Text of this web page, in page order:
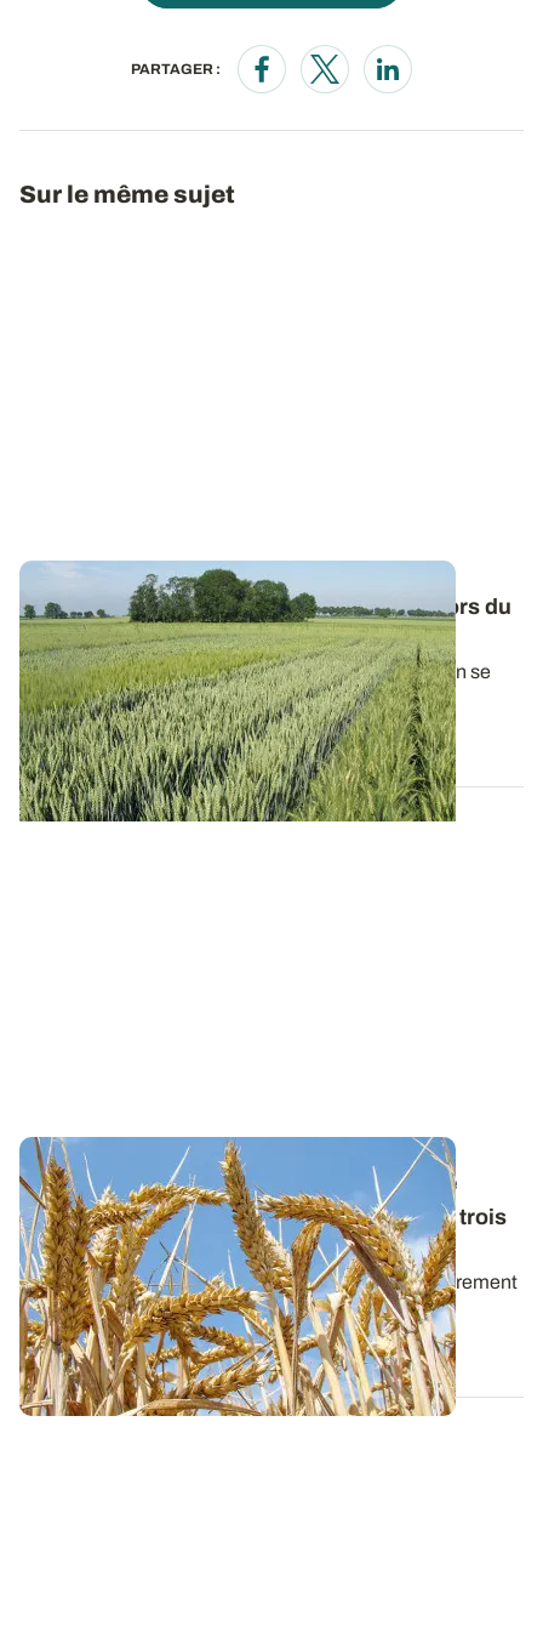
PARTAGER :
Opens in a new window
Opens in a new window
Opens in a new
Sur le même sujet
Blé tendre - Des critères à bien prioriser lors du
choix des variétés
La sélection des différentes variétés de l’exploitation se
trouve au coeur de tout...
28 JUILL. 2016
Qualité des céréales à paille : comprendre
l'impact des conditions de fin de cycle sur trois
paramètres
Trois critères de qualité des céréales sont particulièrement
sensibles aux conditions...
28 JUIN 2017